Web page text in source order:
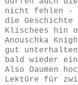
nicht fehlen -
die Geschichte
Klischees hin
Anouschka
gut
bald wieder
Also Daumen
Lektüre für